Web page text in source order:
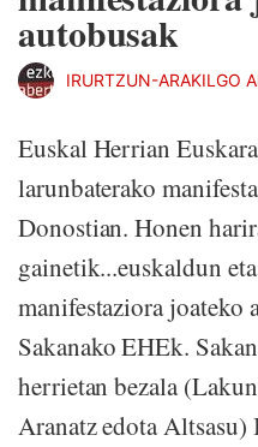
autobusak
IRURTZUN-ARAKILGO
Euskal Herrian
larunbaterako
Donostian. Honen
gainetik...euskaldun
manifestaziora joateko
Sakanako EHEk.
herrietan bezala
Aranatz edota Altsasu)